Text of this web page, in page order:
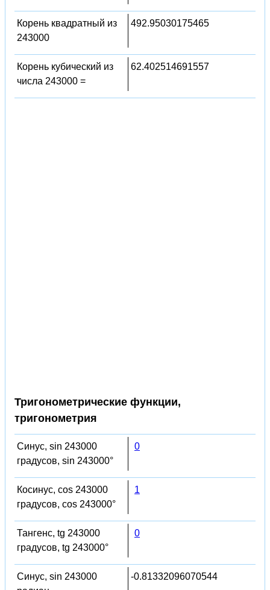
Корень квадратный из
243000
492.95030175465
Корень кубический из
числа 243000 =
62.402514691557
Тригонометрические функции,
тригонометрия
Синус, sin 243000
градусов, sin 243000°
0
Косинус, cos 243000
градусов, cos 243000°
1
Тангенс, tg 243000
градусов, tg 243000°
0
Синус, sin 243000
-0.81332096070544